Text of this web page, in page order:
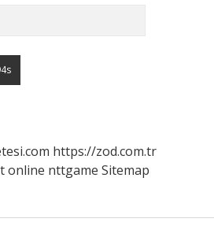
https://zod.com.tr
online nttgame Sitemap